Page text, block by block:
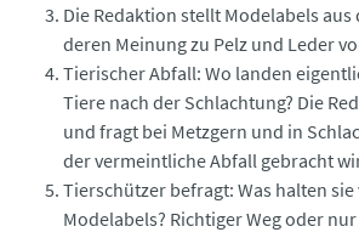
Die Redaktion stellt Modelabels aus
deren Meinung zu Pelz und Leder
Tierischer Abfall: Wo landen
Tiere nach der Schlachtung? Die
und fragt bei Metzgern und in
der vermeintliche Abfall gebracht
Tierschützer befragt: Was halten
Modelabels? Richtiger Weg oder